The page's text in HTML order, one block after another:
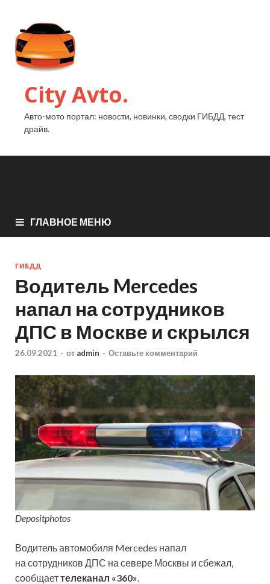
City Avto.
Авто-мото портал: новости, новинки, сводки ГИБДД, тест
драйв.
ГЛАВНОЕ МЕНЮ
ГИБДД
Водитель Mercedes
напал на сотрудников
ДПС в Москве и скрылся
26.09.2021 - от admin - Оставьте комментарий
Depositphotos
Водитель автомобиля Mercedes напал
на сотрудников ДПС на севере Москвы и сбежал,
сообщаеттелеканал «360»